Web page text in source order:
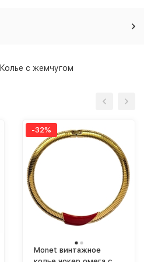
Колье с жемчугом
-32%
Monet винтажное